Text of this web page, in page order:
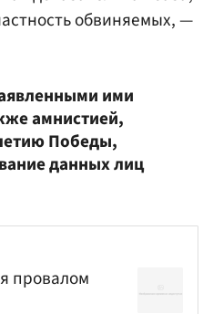
обвиняемых, —
ими
амнистией,
Победы,
данных лиц
провалом